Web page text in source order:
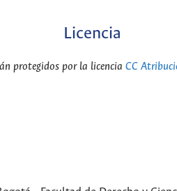
Licencia
protegidos por la licencia CC